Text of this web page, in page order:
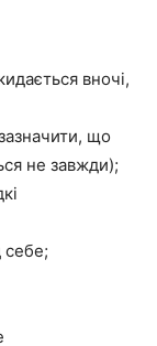
вночі,
що
не завжди);
себе;